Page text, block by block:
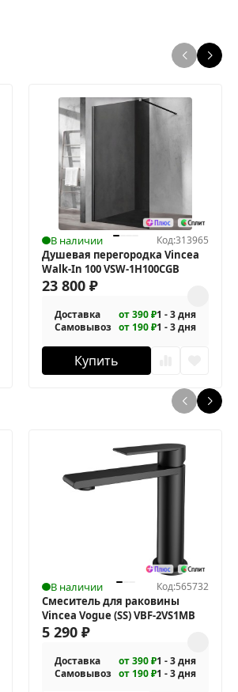
В наличии Код:313965
Душевая перегородка Vincea
Walk-In 100 VSW-1H100CGB
23 800₽
Доставка от 390 ₽1 - 3 дня
Самовывоз от 190 ₽1 - 3 дня
Купить
В наличии Код:565732
Смеситель для раковины
Vincea Vogue (SS) VBF-2VS1MB
5 290₽
Доставка от 390 ₽1 - 3 дня
Самовывоз от 190 ₽1 - 3 дня